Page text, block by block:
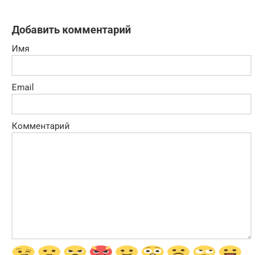
Добавить комментарий
Имя
Email
Комментарий